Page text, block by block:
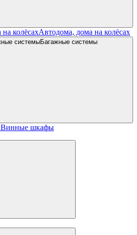
Автодома, дома на колёсах
Багажные системы
Винные шкафы